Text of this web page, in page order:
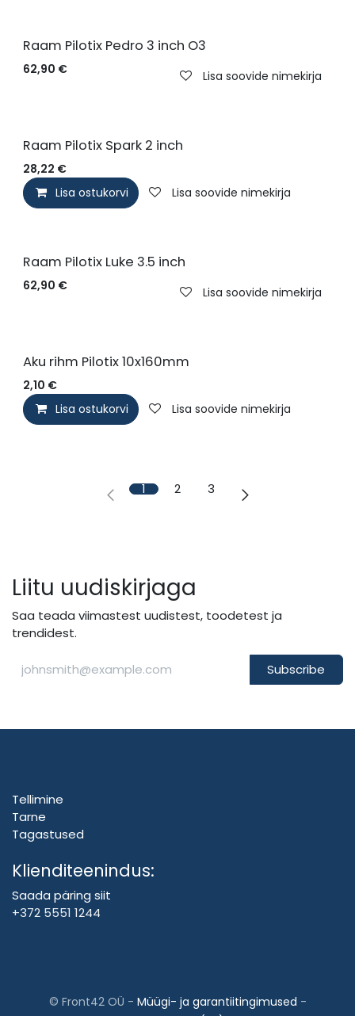
Raam Pilotix Pedro 3 inch O3
62,90 € Lisa soovide nimekirja
Raam Pilotix Spark 2 inch
28,22 €
Lisa ostukorvi
Lisa soovide nimekirja
Raam Pilotix Luke 3.5 inch
62,90 € Lisa soovide nimekirja
Aku rihm Pilotix 10x160mm
2,10 €
Lisa ostukorvi
Lisa soovide nimekirja
1 2 3
Liitu uudiskirjaga
Saa teada viimastest uudistest, toodetest ja
trendidest.
Subscribe
Tellimine
Tarne
Tagastused
Klienditeenindus:
Saada päring siit
+372 5551 1244
© Front42 OÜ - Müügi- ja garantiitingimused -